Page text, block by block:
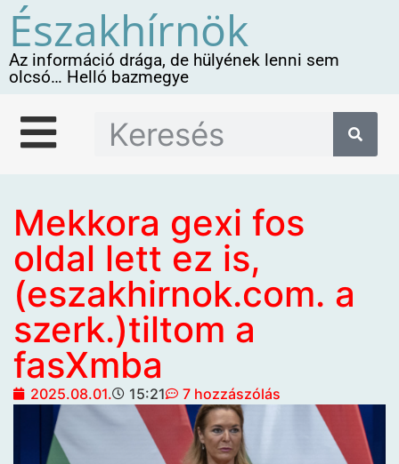
Északhírnök
Az információ drága, de hülyének lenni sem
olcsó… Helló bazmegye
Mekkora gexi fos
oldal lett ez is,
(eszakhirnok.com. a
szerk.)tiltom a
fasXmba
2025.08.01. 15:21 7 hozzászólás